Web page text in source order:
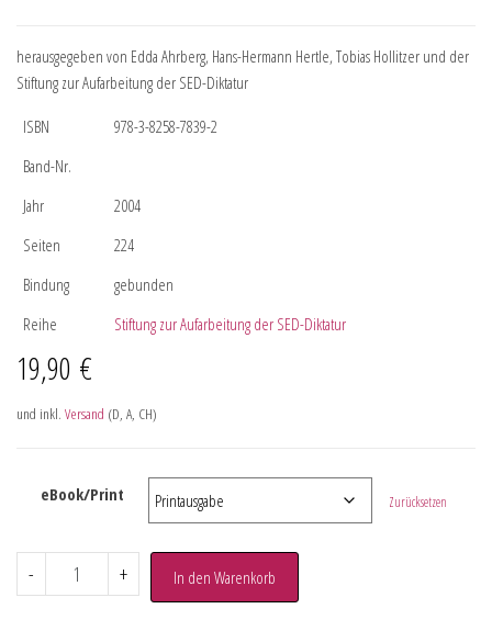
herausgegeben von Edda Ahrberg, Hans-Hermann Hertle, Tobias Hollitzer und der
Stiftung zur Aufarbeitung der SED-Diktatur
ISBN
978-3-8258-7839-2
Band-Nr.
Jahr
2004
Seiten
224
Bindung
gebunden
Reihe
Stiftung zur Aufarbeitung der SED-Diktatur
19,90 €
und inkl. Versand (D, A, CH)
eBook/Print Zurücksetzen
- + In den Warenkorb